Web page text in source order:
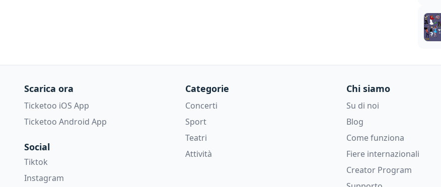
Scarica ora
Ticketoo iOS App
Ticketoo Android App
Social
Tiktok
Instagram
Categorie
Concerti
Sport
Teatri
Attività
Chi siamo
Su di noi
Blog
Come funziona
Fiere internazionali
Creator Program